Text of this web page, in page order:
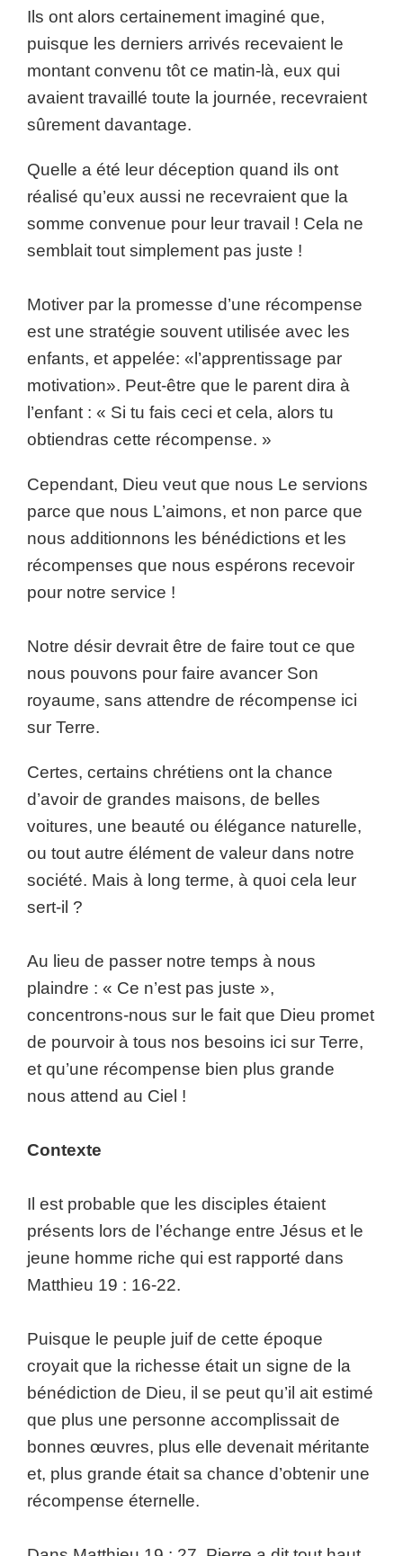
Ils ont alors certainement imaginé que,
puisque les derniers arrivés recevaient le
montant convenu tôt ce matin-là, eux qui
avaient travaillé toute la journée, recevraient
sûrement davantage.
Quelle a été leur déception quand ils ont
réalisé qu’eux aussi ne recevraient que la
somme convenue pour leur travail ! Cela ne
semblait tout simplement pas juste !
Motiver par la promesse d’une récompense
est une stratégie souvent utilisée avec les
enfants, et appelée: «l’apprentissage par
motivation». Peut-être que le parent dira à
l’enfant : « Si tu fais ceci et cela, alors tu
obtiendras cette récompense. »
Cependant, Dieu veut que nous Le servions
parce que nous L’aimons, et non parce que
nous additionnons les bénédictions et les
récompenses que nous espérons recevoir
pour notre service !
Notre désir devrait être de faire tout ce que
nous pouvons pour faire avancer Son
royaume, sans attendre de récompense ici
sur Terre.
Certes, certains chrétiens ont la chance
d’avoir de grandes maisons, de belles
voitures, une beauté ou élégance naturelle,
ou tout autre élément de valeur dans notre
société. Mais à long terme, à quoi cela leur
sert-il ?
Au lieu de passer notre temps à nous
plaindre : « Ce n’est pas juste »,
concentrons-nous sur le fait que Dieu promet
de pourvoir à tous nos besoins ici sur Terre,
et qu’une récompense bien plus grande
nous attend au Ciel !
Contexte
Il est probable que les disciples étaient
présents lors de l’échange entre Jésus et le
jeune homme riche qui est rapporté dans
Matthieu 19 : 16-22.
Puisque le peuple juif de cette époque
croyait que la richesse était un signe de la
bénédiction de Dieu, il se peut qu’il ait estimé
que plus une personne accomplissait de
bonnes œuvres, plus elle devenait méritante
et, plus grande était sa chance d’obtenir une
récompense éternelle.